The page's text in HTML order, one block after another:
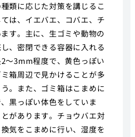
類に応じた対策を講じるこ
は、イエバエ、コバエ、チ
す。主に、生ゴミや動物の
、密閉できる容器に入れる
〜3mm程度で、黄色っぽい
箱周辺で見かけることが多
。また、ゴミ箱はこまめに
黒っぽい体色をしていま
があります。チョウバエ対
気をこまめに行い、湿度を